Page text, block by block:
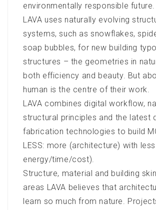
environmentally responsible future.
LAVA uses naturally evolving
systems, such as snowflakes,
soap bubbles, for new building
structures – the geometries in
both efficiency and beauty. But
human is the centre of their work.
LAVA combines digital workflow,
structural principles and the latest
fabrication technologies to build
LESS: more (architecture) with
energy/time/cost).
Structure, material and building
areas LAVA believes that
learn so much from nature.